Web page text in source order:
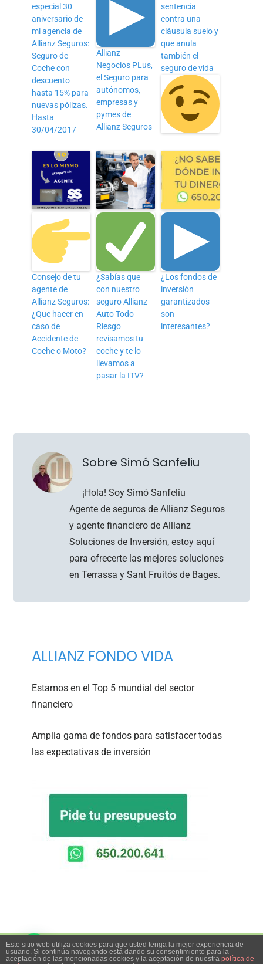
especial 30
aniversario de
mi agencia de
Allianz Seguros:
Seguro de
Coche con
descuento
hasta 15% para
nuevas pólizas.
Hasta
30/04/2017
Allianz
Negocios PLus,
el Seguro para
autónomos,
empresas y
pymes de
Allianz Seguros
sentencia
contra una
cláusula suelo y
que anula
también el
seguro de vida
Consejo de tu
agente de
Allianz Seguros:
¿Que hacer en
caso de
Accidente de
Coche o Moto?
¿Sabías que
con nuestro
seguro Allianz
Auto Todo
Riesgo
revisamos tu
coche y te lo
llevamos a
pasar la ITV?
¿Los fondos de
inversión
garantizados
son
interesantes?
Sobre Simó Sanfeliu
¡Hola! Soy Simó Sanfeliu
Agente de seguros de Allianz Seguros
y agente financiero de Allianz
Soluciones de Inversión, estoy aquí
para ofrecerte las mejores soluciones
en Terrassa y Sant Fruitós de Bages.
ALLIANZ FONDO VIDA
Estamos en el Top 5 mundial del sector
financiero
Amplia gama de fondos para satisfacer todas
las expectativas de inversión
Este sitio web utiliza cookies para que usted tenga la mejor experiencia de
usuario. Si continúa navegando está dando su consentimiento para la
aceptación de las mencionadas cookies y la aceptación de nuestra política de